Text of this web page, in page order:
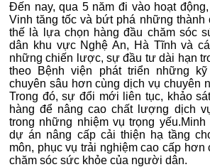
Đến nay, qua 5 năm đi vào hoạt
Vinh tăng tốc và bứt phá những thành
thế là lựa chọn hàng đầu chăm sóc
dân khu vực Nghệ An, Hà Tĩnh và
những chiến lược, sự đầu tư dài hạn
theo Bệnh viện phát triển những
chuyên sâu hơn cùng dịch vụ chuyên
Trong đó, sự đổi mới liên tục, khảo
hàng để nâng cao chất lượng dịch
trong những nhiệm vụ trọng
dự án nâng cấp cải thiện hạ tầng
môn, phục vụ trải nghiệm cao cấp hơn
chăm sóc sức khỏe của người dân.